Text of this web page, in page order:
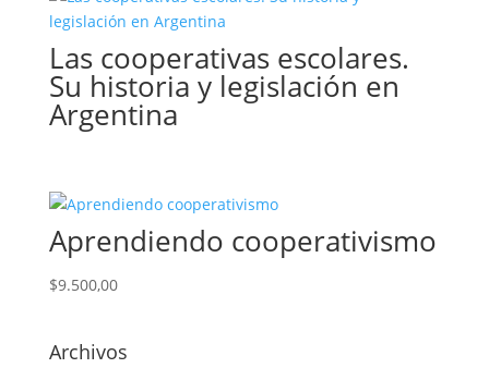
Las cooperativas escolares.
Su historia y legislación en
Argentina
Aprendiendo cooperativismo
$9.500,00
Archivos